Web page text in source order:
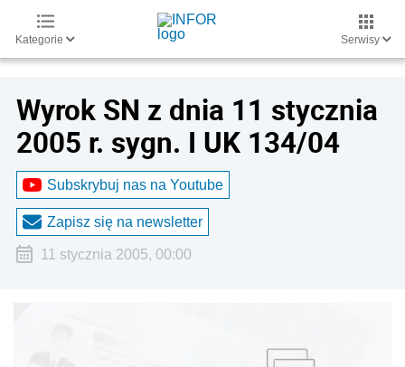
Kategorie Serwisy
Wyrok SN z dnia 11 stycznia
2005 r. sygn. I UK 134/04
Subskrybuj nas na Youtube
Zapisz się na newsletter
11 stycznia 2005, 00:00